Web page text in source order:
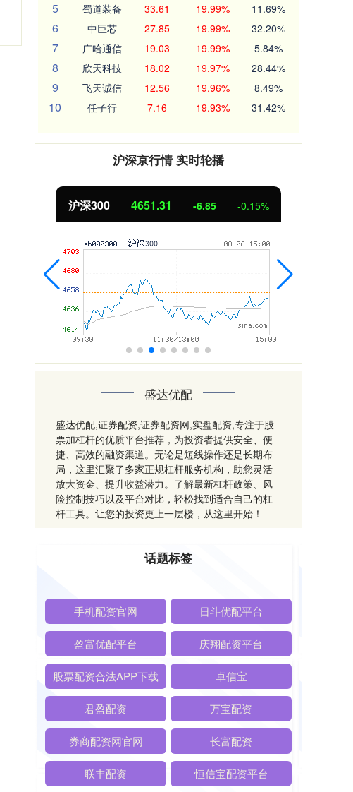
5 蜀道装备 33.61 19.99% 11.69%
6 中巨芯 27.85 19.99% 32.20%
7 广哈通信 19.03 19.99% 5.84%
8 欣天科技 18.02 19.97% 28.44%
9 飞天诚信 12.56 19.96% 8.49%
10 任子行 7.16 19.93% 31.42%
沪深京行情 实时轮播
沪深300 4651.31 -6.85 -0.15%
盛达优配
盛达优配,证券配资,证券配资网,实盘配资,专注于股
票加杠杆的优质平台推荐，为投资者提供安全、便
捷、高效的融资渠道。无论是短线操作还是长期布
局，这里汇聚了多家正规杠杆服务机构，助您灵活
放大资金、提升收益潜力。了解最新杠杆政策、风
险控制技巧以及平台对比，轻松找到适合自己的杠
杆工具。让您的投资更上一层楼，从这里开始！
话题标签
手机配资官网 日斗优配平台
盈富优配平台 庆翔配资平台
股票配资合法APP下载 卓信宝
君盈配资 万宝配资
券商配资网官网 长富配资
联丰配资 恒信宝配资平台